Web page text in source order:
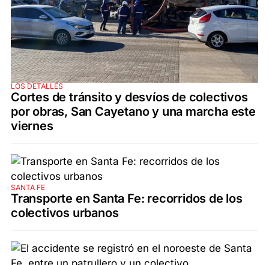
LOS DETALLES
Cortes de tránsito y desvíos de colectivos
por obras, San Cayetano y una marcha este
viernes
SANTA FE
Transporte en Santa Fe: recorridos de los
colectivos urbanos